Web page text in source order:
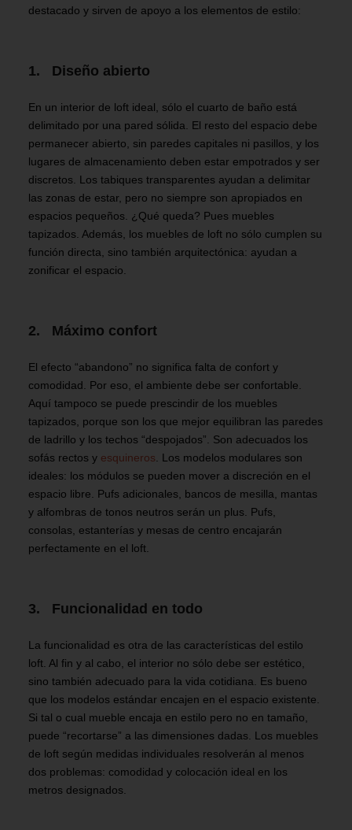
destacado y sirven de apoyo a los elementos de estilo:
1. Diseño abierto
En un interior de loft ideal, sólo el cuarto de baño está
delimitado por una pared sólida. El resto del espacio debe
permanecer abierto, sin paredes capitales ni pasillos, y los
lugares de almacenamiento deben estar empotrados y ser
discretos. Los tabiques transparentes ayudan a delimitar
las zonas de estar, pero no siempre son apropiados en
espacios pequeños. ¿Qué queda? Pues muebles
tapizados. Además, los muebles de loft no sólo cumplen su
función directa, sino también arquitectónica: ayudan a
zonificar el espacio.
2. Máximo confort
El efecto “abandono” no significa falta de confort y
comodidad. Por eso, el ambiente debe ser confortable.
Aquí tampoco se puede prescindir de los muebles
tapizados, porque son los que mejor equilibran las paredes
de ladrillo y los techos “despojados”. Son adecuados los
sofás rectos y esquineros . Los modelos modulares son
ideales: los módulos se pueden mover a discreción en el
espacio libre. Pufs adicionales, bancos de mesilla, mantas
y alfombras de tonos neutros serán un plus. Pufs,
consolas, estanterías y mesas de centro encajarán
perfectamente en el loft.
3. Funcionalidad en todo
La funcionalidad es otra de las características del estilo
loft. Al fin y al cabo, el interior no sólo debe ser estético,
sino también adecuado para la vida cotidiana. Es bueno
que los modelos estándar encajen en el espacio existente.
Si tal o cual mueble encaja en estilo pero no en tamaño,
puede “recortarse” a las dimensiones dadas. Los muebles
de loft según medidas individuales resolverán al menos
dos problemas: comodidad y colocación ideal en los
metros designados.